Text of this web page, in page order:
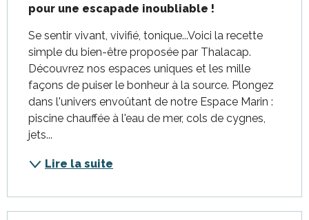
pour une escapade inoubliable !
Se sentir vivant, vivifié, tonique...Voici la recette
simple du bien-être proposée par Thalacap.
Découvrez nos espaces uniques et les mille
façons de puiser le bonheur à la source. Plongez
dans l'univers envoûtant de notre Espace Marin :
piscine chauffée à l'eau de mer, cols de cygnes,
jets...
Lire la suite